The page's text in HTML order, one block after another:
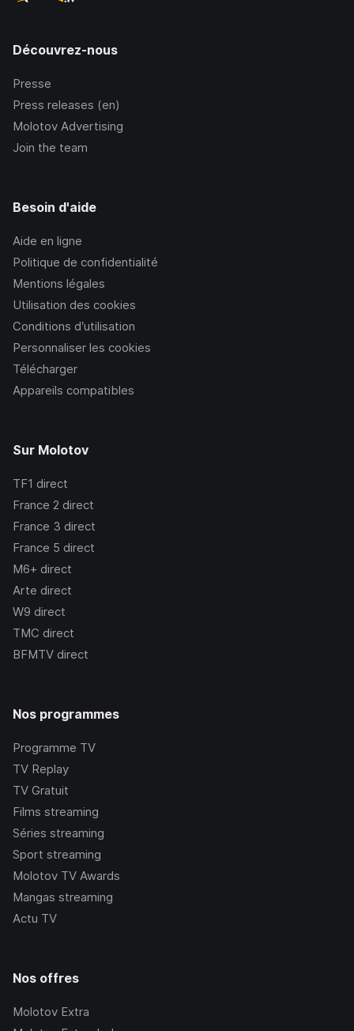
Découvrez-nous
Presse
Press releases (en)
Molotov Advertising
Join the team
Besoin d'aide
Aide en ligne
Politique de confidentialité
Mentions légales
Utilisation des cookies
Conditions d’utilisation
Personnaliser les cookies
Télécharger
Appareils compatibles
Sur Molotov
TF1 direct
France 2 direct
France 3 direct
France 5 direct
M6+ direct
Arte direct
W9 direct
TMC direct
BFMTV direct
Nos programmes
Programme TV
TV Replay
TV Gratuit
Films streaming
Séries streaming
Sport streaming
Molotov TV Awards
Mangas streaming
Actu TV
Nos offres
Molotov Extra